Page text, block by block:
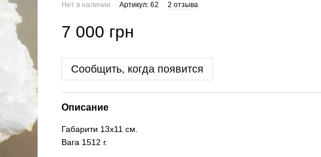
Нет в наличии Артикул: 62 2 отзыва
7 000 грн
Сообщить, когда появится
Описание
Габарити 13х11 см.
Вага 1512 г.